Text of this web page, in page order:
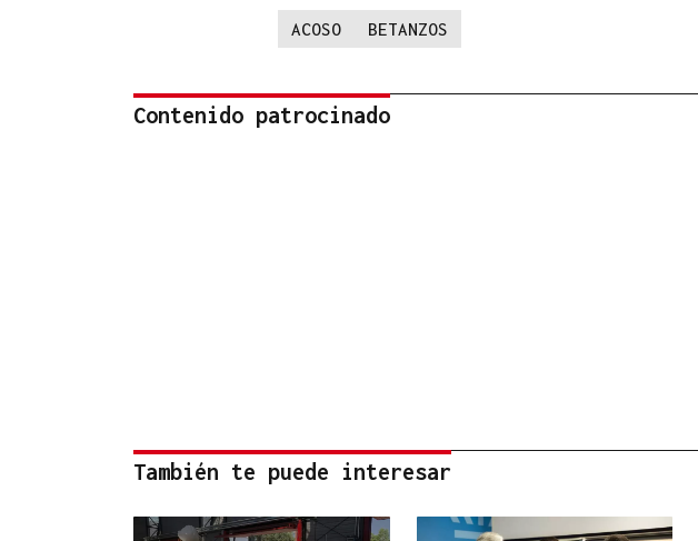
ACOSO BETANZOS
Contenido patrocinado
También te puede interesar